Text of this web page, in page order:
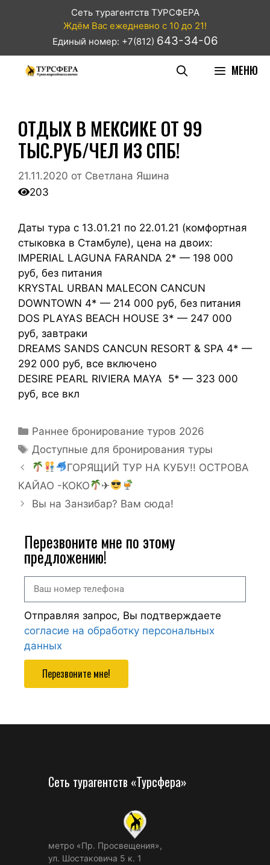
Сеть турагентств ТУРСФЕРА
Ждём Вас ежедневно с 10 до 21!
Единый номер: +7(812) 643-34-06
МЕНЮ
ОТДЫХ В МЕКСИКЕ ОТ 99
ТЫС.РУБ/ЧЕЛ ИЗ СПБ!
21.11.2020 от Светлана Яшина
203
Даты тура с 13.01.21 по 22.01.21 (комфортная
стыковка в Стамбуле), цена на двоих:
IMPERIAL LAGUNA FARANDA 2* — 198 000
руб, без питания
KRYSTAL URBAN MALECON CANCUN
DOWNTOWN 4* — 214 000 руб, без питания
DOS PLAYAS BEACH HOUSE 3* — 247 000
руб, завтраки
DREAMS SANDS CANCUN RESORT & SPA 4* —
292 000 руб, все включено
DESIRE PEARL RIVIERA MAYA 5* — 323 000
руб, все вкл
Раннее бронирование туров 2026
Доступные для бронирования туры
ГОРЯЩИЙ ТУР НА КУБУ!! ОСТРОВА
КАЙАО -КОКО
✈
Вы на Занзибар? Вам сюда!
Перезвоните мне по этому
предложению!
Отправляя запрос, Вы подтверждаете
согласие на обработку персональных
данных
Перезвоните мне!
Сеть турагентств «Турсфера»
метро «Пр. Просвещения»,
ул. Шостаковича 5 к. 1